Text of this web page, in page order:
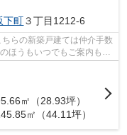
下町３丁目1212-6
らの新築戸建ては仲介手数
ほうもいつでもご案内もさ
㎡（28.93坪）
㎡（44.11坪）